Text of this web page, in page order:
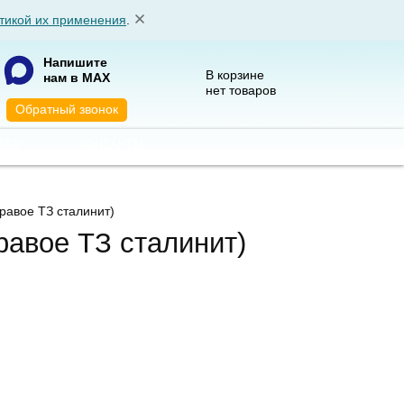
их применения
Напишите
нам в MAX
Обратный звонок
В корзине
нет товаров
ТЗ сталинит)
ТЗ сталинит)